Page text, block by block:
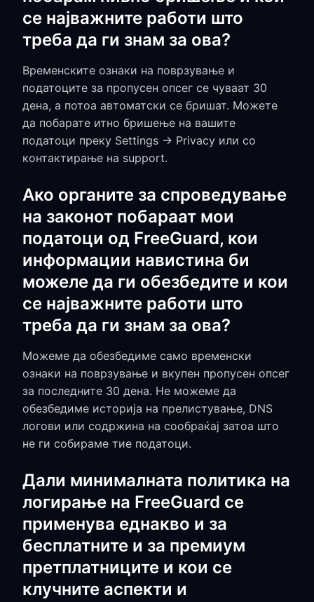
се најважните работи што
треба да ги знам за ова?
Временските ознаки на поврзување и
податоците за пропусен опсег се чуваат 30
дена, а потоа автоматски се бришат. Можете
да побарате итно бришење на вашите
податоци преку Settings → Privacy или со
контактирање на support.
Ако органите за спроведување
на законот побараат мои
податоци од FreeGuard, кои
информации навистина би
можеле да ги обезбедите и кои
се најважните работи што
треба да ги знам за ова?
Можеме да обезбедиме само временски
ознаки на поврзување и вкупен пропусен опсег
за последните 30 дена. Не можеме да
обезбедиме историја на прелистување, DNS
логови или содржина на сообраќај затоа што
не ги собираме тие податоци.
Дали минималната политика на
логирање на FreeGuard се
применува еднакво и за
бесплатните и за премиум
претплатниците и кои се
клучните аспекти и